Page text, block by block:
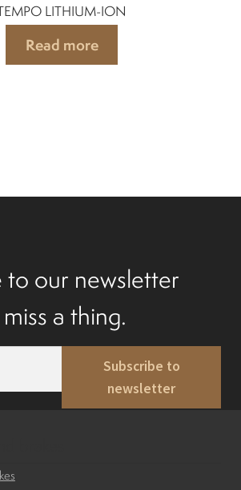
LITHIUM-ION
Read more
to our newsletter
a thing.
Subscribe to
newsletter